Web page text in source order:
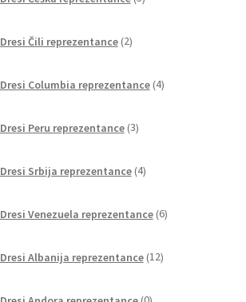
izdelkov
Dresi Čili reprezentance 2izdelka
Dresi Columbia reprezentance 4izdelki
Dresi Peru reprezentance 3izdelki
Dresi Srbija reprezentance 4izdelki
Dresi Venezuela reprezentance 6izdelkov
Dresi Albanija reprezentance 12izdelkov